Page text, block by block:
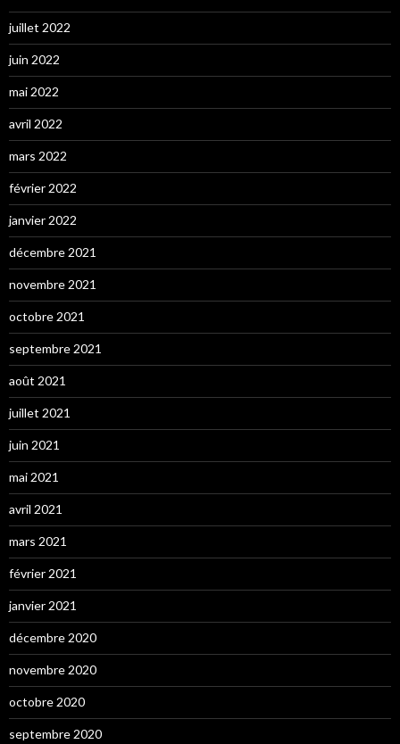
juillet 2022
juin 2022
mai 2022
avril 2022
mars 2022
février 2022
janvier 2022
décembre 2021
novembre 2021
octobre 2021
septembre 2021
août 2021
juillet 2021
juin 2021
mai 2021
avril 2021
mars 2021
février 2021
janvier 2021
décembre 2020
novembre 2020
octobre 2020
septembre 2020